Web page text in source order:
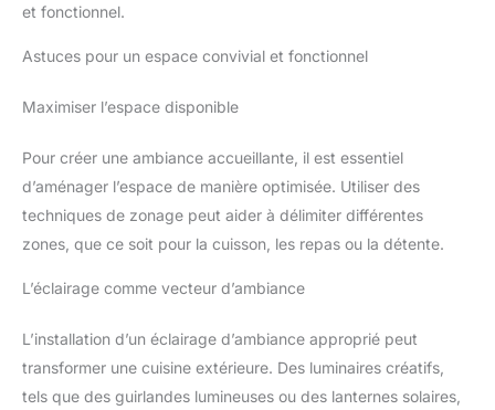
et fonctionnel.
Astuces pour un espace convivial et fonctionnel
Maximiser l’espace disponible
Pour créer une ambiance accueillante, il est essentiel
d’aménager l’espace de manière optimisée. Utiliser des
techniques de zonage peut aider à délimiter différentes
zones, que ce soit pour la cuisson, les repas ou la détente.
L’éclairage comme vecteur d’ambiance
L’installation d’un éclairage d’ambiance approprié peut
transformer une cuisine extérieure. Des luminaires créatifs,
tels que des guirlandes lumineuses ou des lanternes solaires,